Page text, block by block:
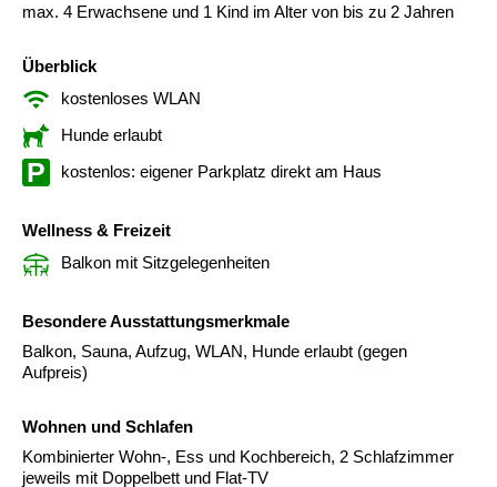
max. 4 Erwachsene und 1 Kind im Alter von bis zu 2 Jahren
Überblick
kostenloses WLAN
Hunde erlaubt
kostenlos: eigener Parkplatz direkt am Haus
Wellness & Freizeit
Balkon mit Sitzgelegenheiten
Besondere Ausstattungsmerkmale
Balkon, Sauna, Aufzug, WLAN, Hunde erlaubt (gegen
Aufpreis)
Wohnen und Schlafen
Kombinierter Wohn-, Ess und Kochbereich, 2 Schlafzimmer
jeweils mit Doppelbett und Flat-TV